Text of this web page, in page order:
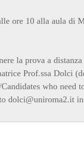
ore 10 alla aula di
la prova a
Prof.ssa Dolci
who need
dolci@uniroma2.it